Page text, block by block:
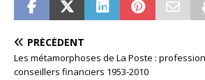
PRÉCÉDENT
Les métamorphoses de La Poste :
conseillers financiers 1953-2010